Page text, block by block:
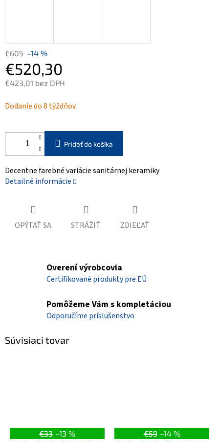
€605 –14 %
€520,30
€423,01 bez DPH
cena:
Dodanie do 8 týždňov
Pridať do košíka
Decentne farebné variácie sanitárnej keramiky
Detailné informácie
OPÝTAŤ SA STRÁŽIŤ ZDIEĽAŤ
Overení výrobcovia
Certifikované produkty pre EÚ
Pomôžeme Vám s kompletáciou
Odporučíme príslušenstvo
Súvisiaci tovar
€33 –13 %
€59 –14 %